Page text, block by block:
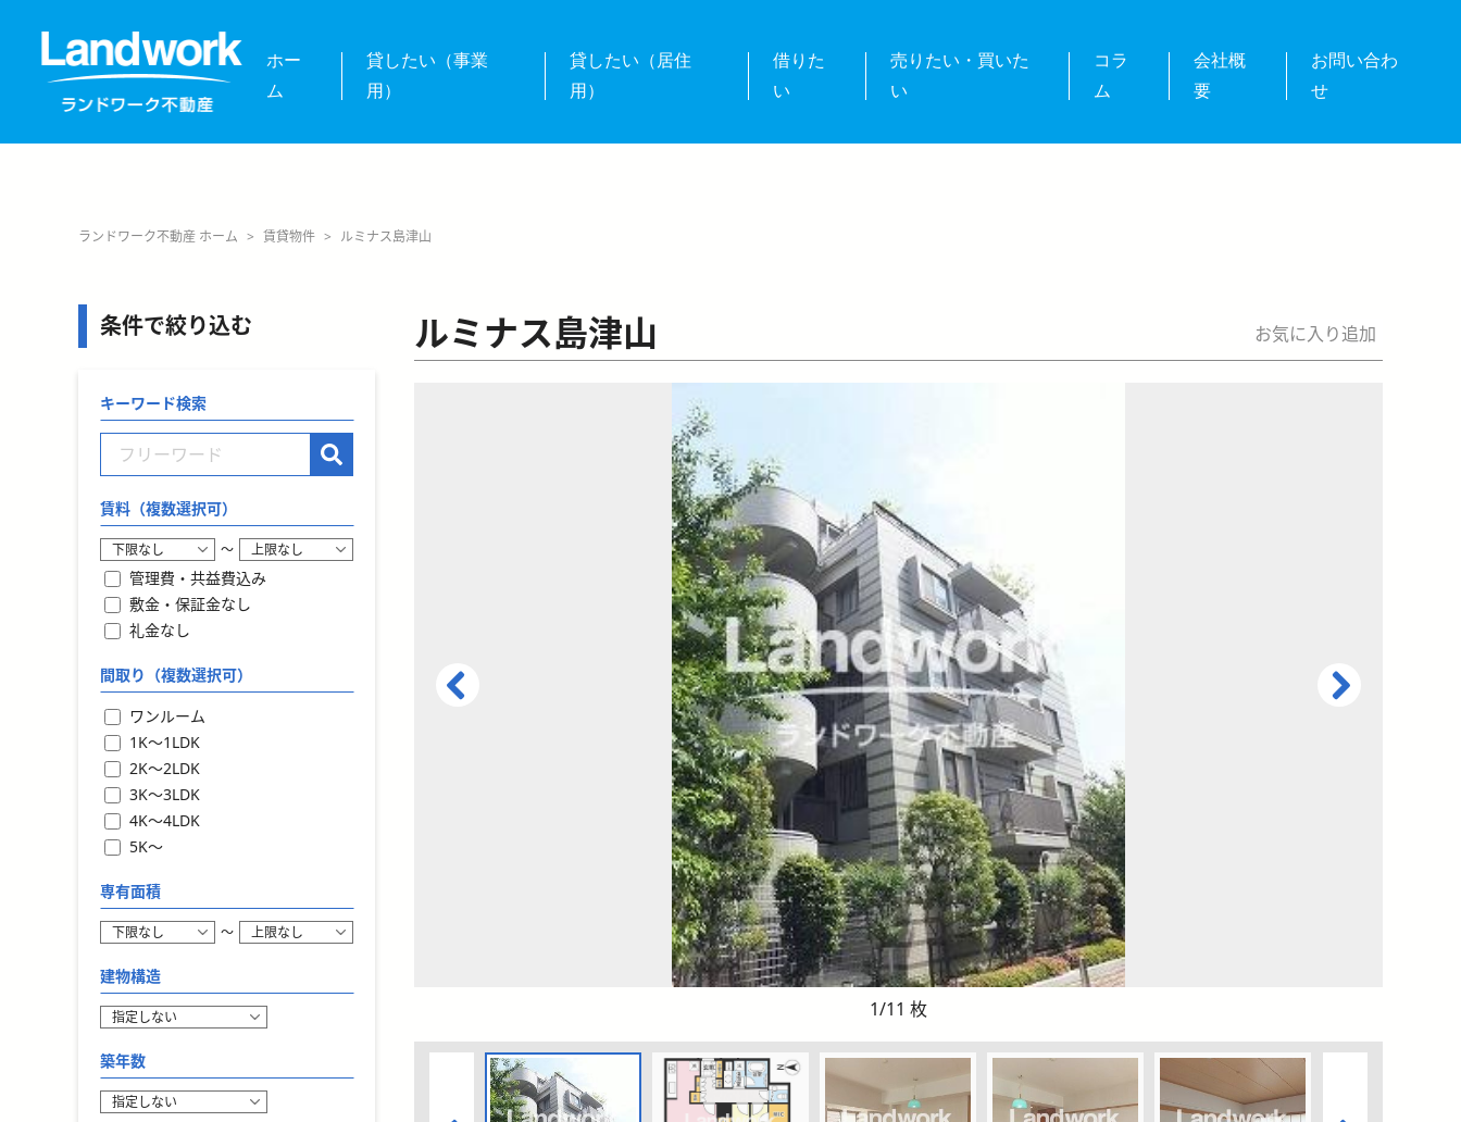
ホー
ム
貸したい（事業
用）
貸したい（居住
用）
借りた
い
売りたい・買いた
い
コラ
ム
会社概
要
お問い合わ
せ
ランドワーク不動産 ホーム > 賃貸物件 > ルミナス島津山
お気に入り追加
ルミナス島津山
1/11 枚
条件で絞り込む
キーワード検索
賃料（複数選択可）
〜
管理費・共益費込み
敷金・保証金なし
礼金なし
間取り（複数選択可）
ワンルーム
1K〜1LDK
2K〜2LDK
3K〜3LDK
4K〜4LDK
5K〜
専有面積
〜
建物構造
築年数